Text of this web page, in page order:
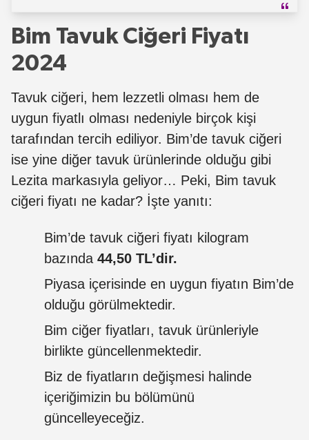
Bim Tavuk Ciğeri Fiyatı
2024
Tavuk ciğeri, hem lezzetli olması hem de
uygun fiyatlı olması nedeniyle birçok kişi
tarafından tercih ediliyor. Bim’de tavuk ciğeri
ise yine diğer tavuk ürünlerinde olduğu gibi
Lezita markasıyla geliyor… Peki, Bim tavuk
ciğeri fiyatı ne kadar? İşte yanıtı:
Bim’de tavuk ciğeri fiyatı kilogram
bazında 44,50 TL’dir.
Piyasa içerisinde en uygun fiyatın Bim’de
olduğu görülmektedir.
Bim ciğer fiyatları, tavuk ürünleriyle
birlikte güncellenmektedir.
Biz de fiyatların değişmesi halinde
içeriğimizin bu bölümünü
güncelleyeceğiz.